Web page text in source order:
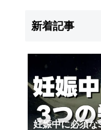
新着記事
妊娠中に必須